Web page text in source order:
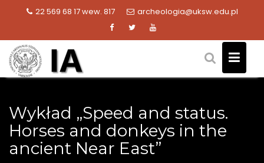
22 569 68 17 wew. 817 archeologia@uksw.edu.pl
Wykład „Speed and status.
Horses and donkeys in the
ancient Near East”